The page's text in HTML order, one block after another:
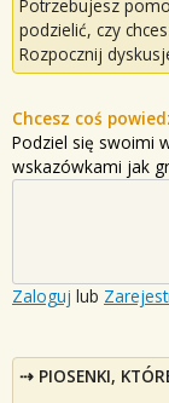
Potrzebujesz
podzielić, czy
Rozpocznij
Chcesz coś
Podziel się swoimi
wskazówkami jak
Zaloguj lub
PIOSENKI,